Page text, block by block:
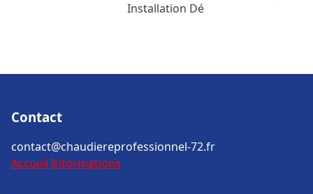
Installation Dé
Contact
contact@chaudiereprofessionnel-72.fr
Accueil Informations